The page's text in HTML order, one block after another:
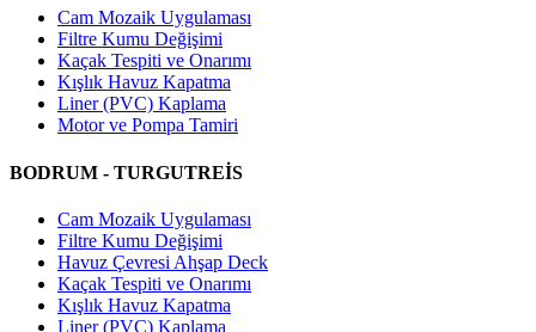
Cam Mozaik Uygulaması
Filtre Kumu Değişimi
Kaçak Tespiti ve Onarımı
Kışlık Havuz Kapatma
Liner (PVC) Kaplama
Motor ve Pompa Tamiri
BODRUM - TURGUTREİS
Cam Mozaik Uygulaması
Filtre Kumu Değişimi
Havuz Çevresi Ahşap Deck
Kaçak Tespiti ve Onarımı
Kışlık Havuz Kapatma
Liner (PVC) Kaplama